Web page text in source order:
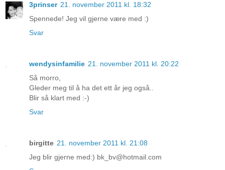
3prinser 21. november 2011 kl. 18:32
Spennede! Jeg vil gjerne være med :)
Svar
wendysinfamilie 21. november 2011 kl. 20:22
Så morro,
Gleder meg til å ha det ett år jeg også..
Blir så klart med :-)
Svar
birgitte 21. november 2011 kl. 21:08
Jeg blir gjerne med:) bk_bv@hotmail.com